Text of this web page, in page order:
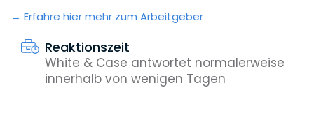
Erfahre hier mehr zum Arbeitgeber
Reaktionszeit
White & Case antwortet normalerweise
innerhalb von wenigen Tagen